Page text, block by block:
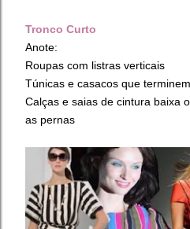
Tronco Curto
Anote:
Roupas com listras verticais
Túnicas e casacos que
Calças e saias de cintura baixa
as pernas